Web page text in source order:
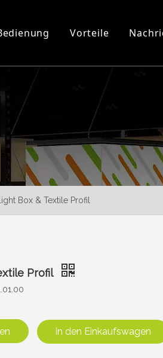
Vorteile
Light Box & Textile Profil
Profil
In den Einkaufswagen